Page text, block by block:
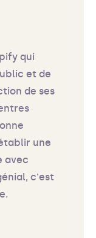
qui
et de
de ses
une
avec
c'est